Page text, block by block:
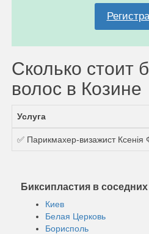
Сколько стоит
волос в Козине
Услуга
✅ Парикмахер-визажист Ксенія
Биксипластия в
Киев
Белая Церковь
Борисполь